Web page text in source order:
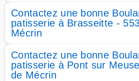
Contactez une bonne
patisserie à Brasseitte -
Mécrin
Contactez une bonne
patisserie à Pont sur
de Mécrin